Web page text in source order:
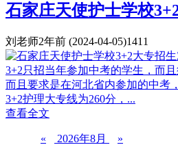
石家庄天使护士学校
刘老师2年前 (2024-04-05)1411
3+2只招当年参加中考的学生，而
而且要求是在河北省内参加的中考
3+2护理大专线为260分，...
查看全文
« 2026年8月 »